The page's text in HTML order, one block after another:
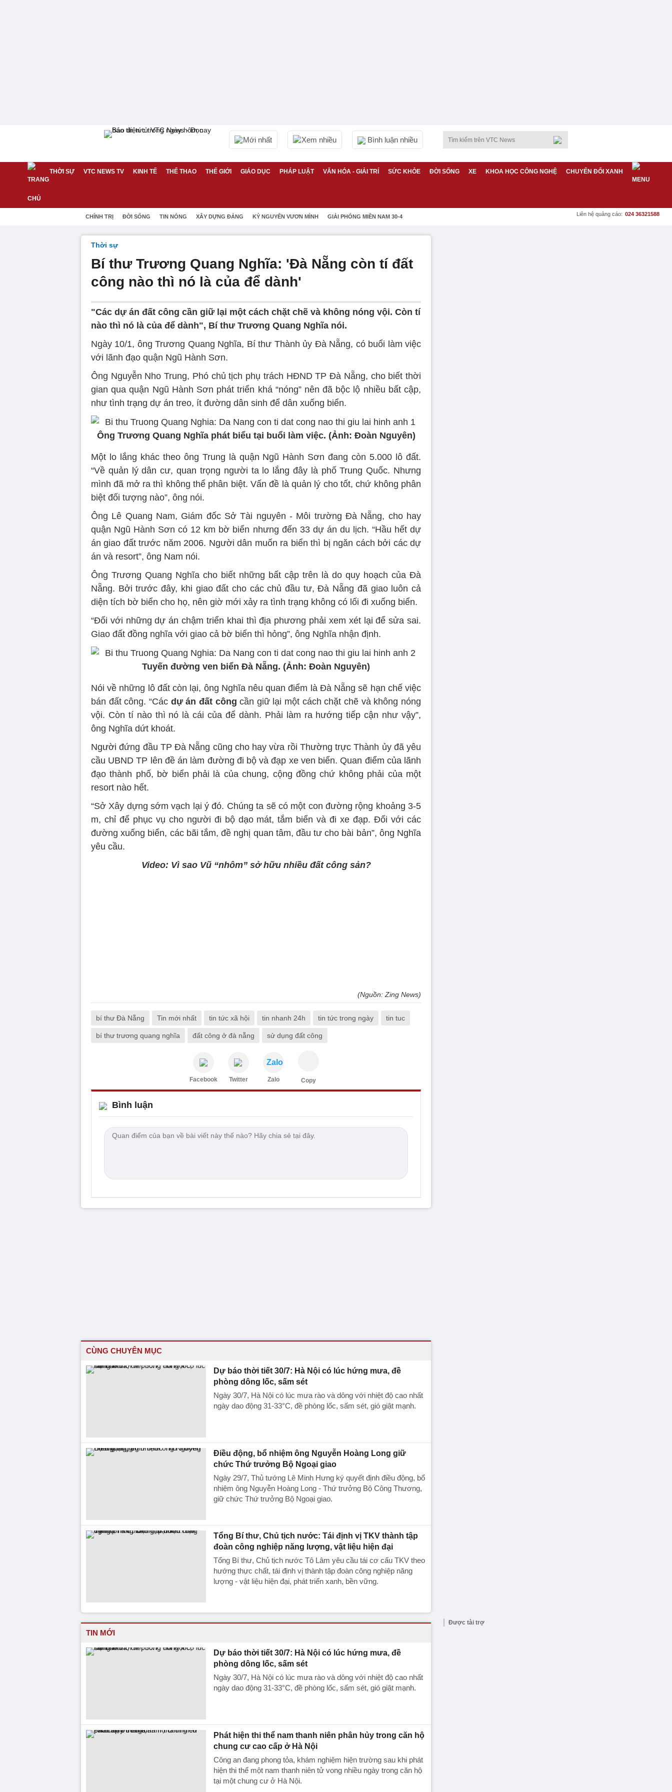
Mới nhất Xem nhiều Bình luận nhiều
THỜI SỰ VTC NEWS TV KINH TẾ THỂ THAO THẾ GIỚI GIÁO DỤC PHÁP LUẬT VĂN HÓA - GIẢI TRÍ SỨC KHỎE ĐỜI SỐNG XE KHOA HỌC CÔNG NGHỆ CHUYỂN ĐỔI XANH
CHÍNH TRỊ ĐỜI SỐNG TIN NÓNG XÂY DỰNG ĐẢNG KỶ NGUYÊN VƯƠN MÌNH GIẢI PHÓNG MIỀN NAM 30-4 Liên hệ quảng cáo: 024 36321588
Thời sự
Bí thư Trương Quang Nghĩa: 'Đà Nẵng còn tí đất
công nào thì nó là của để dành'
"Các dự án đất công cần giữ lại một cách chặt chẽ và không nóng vội. Còn tí
nào thì nó là của để dành", Bí thư Trương Quang Nghĩa nói.
Ngày 10/1, ông Trương Quang Nghĩa, Bí thư Thành ủy Đà Nẵng, có buổi làm việc
với lãnh đạo quận Ngũ Hành Sơn.
Ông Nguyễn Nho Trung, Phó chủ tịch phụ trách HĐND TP Đà Nẵng, cho biết thời
gian qua quận Ngũ Hành Sơn phát triển khá “nóng” nên đã bộc lộ nhiều bất cập,
như tình trạng dự án treo, ít đường dân sinh để dân xuống biển.
Ông Trương Quang Nghĩa phát biểu tại buổi làm việc. (Ảnh: Đoàn Nguyên)
Một lo lắng khác theo ông Trung là quận Ngũ Hành Sơn đang còn 5.000 lô đất.
“Về quản lý dân cư, quan trọng người ta lo lắng đây là phố Trung Quốc. Nhưng
mình đã mở ra thì không thể phân biệt. Vấn đề là quản lý cho tốt, chứ không phân
biệt đối tượng nào”, ông nói.
Ông Lê Quang Nam, Giám đốc Sở Tài nguyên - Môi trường Đà Nẵng, cho hay
quận Ngũ Hành Sơn có 12 km bờ biển nhưng đến 33 dự án du lịch. “Hầu hết dự
án giao đất trước năm 2006. Người dân muốn ra biển thì bị ngăn cách bởi các dự
án và resort”, ông Nam nói.
Ông Trương Quang Nghĩa cho biết những bất cập trên là do quy hoạch của Đà
Nẵng. Bởi trước đây, khi giao đất cho các chủ đầu tư, Đà Nẵng đã giao luôn cả
diện tích bờ biển cho họ, nên giờ mới xảy ra tình trạng không có lối đi xuống biển.
“Đối với những dự án chậm triển khai thì địa phương phải xem xét lại để sửa sai.
Giao đất đồng nghĩa với giao cả bờ biển thì hỏng”, ông Nghĩa nhận định.
Tuyến đường ven biển Đà Nẵng. (Ảnh: Đoàn Nguyên)
Nói về những lô đất còn lại, ông Nghĩa nêu quan điểm là Đà Nẵng sẽ hạn chế việc
bán đất công. “Cácdự án đất công cần giữ lại một cách chặt chẽ và không nóng
vội. Còn tí nào thì nó là cái của để dành. Phải làm ra hướng tiếp cận như vậy”,
ông Nghĩa dứt khoát.
Người đứng đầu TP Đà Nẵng cũng cho hay vừa rồi Thường trực Thành ủy đã yêu
cầu UBND TP lên đề án làm đường đi bộ và đạp xe ven biển. Quan điểm của lãnh
đạo thành phố, bờ biển phải là của chung, cộng đồng chứ không phải của một
resort nào hết.
“Sở Xây dựng sớm vạch lại ý đó. Chúng ta sẽ có một con đường rộng khoảng 3-5
m, chỉ để phục vụ cho người đi bộ dạo mát, tắm biển và đi xe đạp. Đối với các
đường xuống biển, các bãi tắm, đề nghị quan tâm, đầu tư cho bài bản”, ông Nghĩa
yêu cầu.
Video: Vì sao Vũ “nhôm” sở hữu nhiều đất công sản?
(Nguồn: Zing News)
bí thư Đà Nẵng Tin mới nhất tin tức xã hội tin nhanh 24h tin tức trong ngày tin tuc
bí thư trương quang nghĩa đất công ở đà nẵng sử dụng đất công
Facebook Twitter
Zalo
Zalo Copy
Bình luận
CÙNG CHUYÊN MỤC
Dự báo thời tiết 30/7: Hà Nội có lúc hứng mưa, đề
phòng dông lốc, sấm sét
Ngày 30/7, Hà Nội có lúc mưa rào và dông với nhiệt độ cao nhất
ngày dao động 31-33°C, đề phòng lốc, sấm sét, gió giật mạnh.
Điều động, bổ nhiệm ông Nguyễn Hoàng Long giữ
chức Thứ trưởng Bộ Ngoại giao
Ngày 29/7, Thủ tướng Lê Minh Hưng ký quyết định điều động, bổ
nhiệm ông Nguyễn Hoàng Long - Thứ trưởng Bộ Công Thương,
giữ chức Thứ trưởng Bộ Ngoại giao.
Tổng Bí thư, Chủ tịch nước: Tái định vị TKV thành tập
đoàn công nghiệp năng lượng, vật liệu hiện đại
Tổng Bí thư, Chủ tịch nước Tô Lâm yêu cầu tái cơ cấu TKV theo
hướng thực chất, tái định vị thành tập đoàn công nghiệp năng
lượng - vật liệu hiện đại, phát triển xanh, bền vững.
TIN MỚI
Dự báo thời tiết 30/7: Hà Nội có lúc hứng mưa, đề
phòng dông lốc, sấm sét
Ngày 30/7, Hà Nội có lúc mưa rào và dông với nhiệt độ cao nhất
ngày dao động 31-33°C, đề phòng lốc, sấm sét, gió giật mạnh.
Phát hiện thi thể nam thanh niên phân hủy trong căn hộ
chung cư cao cấp ở Hà Nội
Công an đang phong tỏa, khám nghiệm hiện trường sau khi phát
hiện thi thể một nam thanh niên tử vong nhiều ngày trong căn hộ
tại một chung cư ở Hà Nội.
Được tài trợ